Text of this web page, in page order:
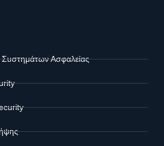
Ασφαλείας